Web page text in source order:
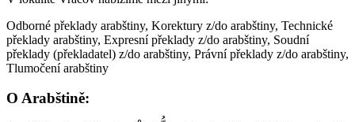
Odborné překlady arabštiny, Korektury z/do arabštiny, Technické
překlady arabštiny, Expresní překlady z/do arabštiny, Soudní
překlady (překladatel) z/do arabštiny, Právní překlady z/do arabštiny,
Tlumočení arabštiny
O Arabštině: